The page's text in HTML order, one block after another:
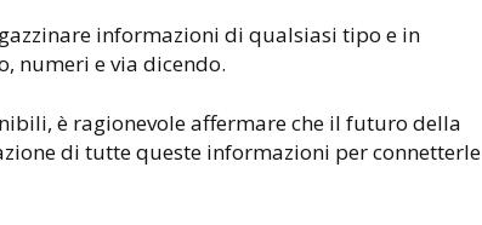
informazioni di qualsiasi tipo e in
numeri e via dicendo.
è ragionevole affermare che il futuro della
di tutte queste informazioni per connetterle